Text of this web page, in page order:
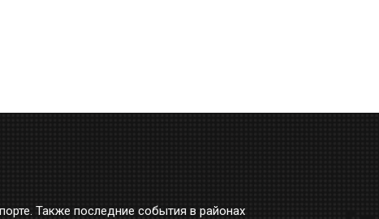
Также последние события в районах